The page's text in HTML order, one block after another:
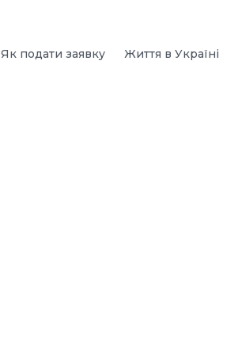
Як подати заявку Життя в Україні